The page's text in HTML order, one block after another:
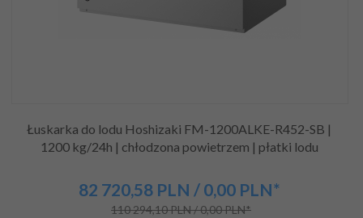
Łuskarka do lodu Hoshizaki FM-1200ALKE-R452-SB |
1200 kg/24h | chłodzona powietrzem | płatki lodu
82 720,58PLN / 0,00 PLN*
110 294,10 PLN / 0,00 PLN*